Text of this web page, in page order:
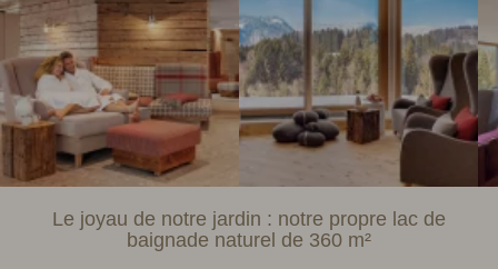
Le joyau de notre jardin : notre propre lac de
baignade naturel de 360 m²